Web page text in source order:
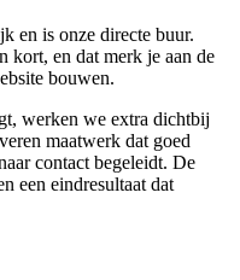
en is onze directe buur.
kort, en dat merk je aan de
bouwen.
werken we extra dichtbij
maatwerk dat goed
contact begeleidt. De
een eindresultaat dat